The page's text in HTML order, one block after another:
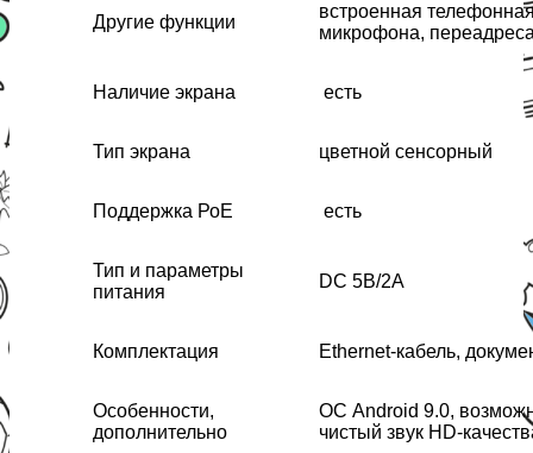
Другие функции
встроенная
микрофона,
Наличие экрана есть
Тип экрана цветной сенсорный
Поддержка РоЕ есть
Тип и параметры
питания
DC 5В/2А
Комплектация Ethernet-кабель,
Особенности,
дополнительно
ОС Android 9.0,
чистый звук HD-